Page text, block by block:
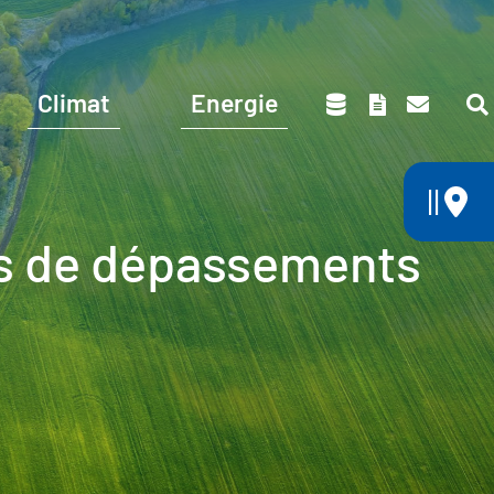
Climat Energie
de dépassements
||